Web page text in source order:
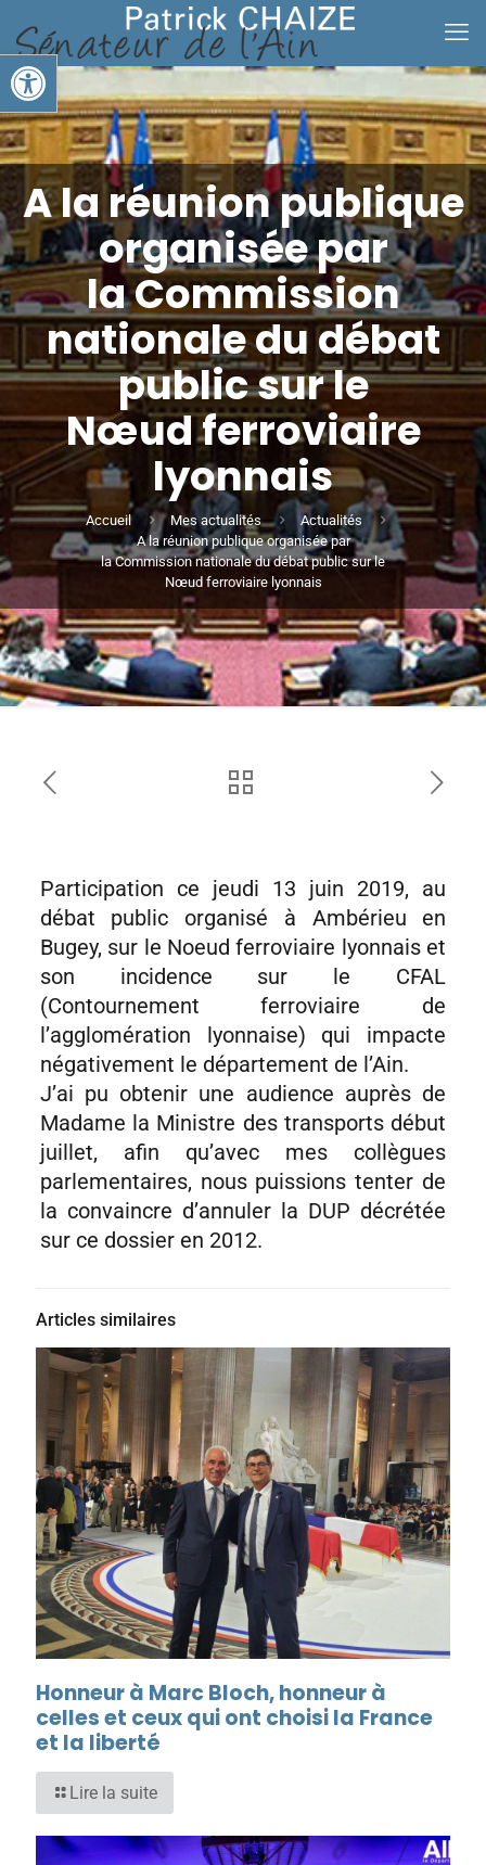
Ouvrir la barre d’outils
A la réunion publique
organisée par
la Commission
nationale du débat
public sur le
Nœud ferroviaire
lyonnais
Accueil Mes actualités
Actualités
A la réunion publique organisée par
la Commission nationale du débat public sur le
Nœud ferroviaire lyonnais
Participation ce jeudi 13 juin 2019, au
débat public organisé à Ambérieu en
Bugey, sur le Noeud ferroviaire lyonnais et
son incidence sur le CFAL
(Contournement ferroviaire de
l’agglomération lyonnaise) qui impacte
négativement le département de l’Ain.
J’ai pu obtenir une audience auprès de
Madame la Ministre des transports début
juillet, afin qu’avec mes collègues
parlementaires, nous puissions tenter de
la convaincre d’annuler la DUP décrétée
sur ce dossier en 2012.
Articles similaires
Honneur à Marc Bloch, honneur à
celles et ceux qui ont choisi la France
et la liberté
Lire la suite